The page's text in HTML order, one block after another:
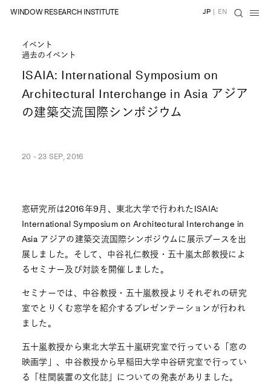
WINDOW RESEARCH INSTITUTE JP | EN
イベント
過去のイベント
ISAIA: International Symposium on
Architectural Interchange in Asia アジア
の建築交流国際シンポジウム
20 - 23 SEP, 2016
窓研究所は2016年9月、東北大学で行われたISAIA:
International Symposium on Architectural Interchange in
Asia アジアの建築交流国際シンポジウムに展示ブースを出
展しました。そして、中谷礼仁教授・五十嵐太郎教授によ
るセミナー及び対談を開催しました。
セミナーでは、中谷教授・五十嵐教授よりそれぞれの研究
室でとりくむ窓学を紹介するプレゼンテーションが行われ
ました。
五十嵐教授から東北大学五十嵐研究室で行っている「窓の
映画学」、中谷教授から早稲田大学中谷研究室で行ってい
る「柱間装置の文化誌」についての発表がありました。